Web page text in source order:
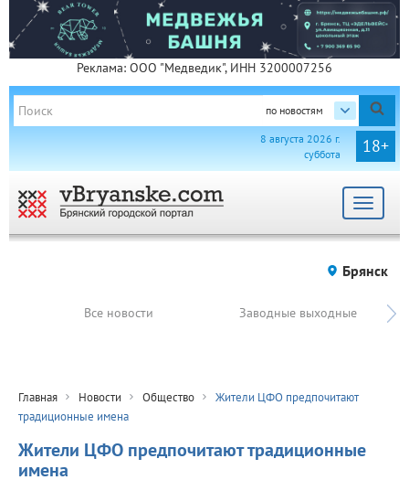
Реклама: ООО "Медведик", ИНН 3200007256
по новостям
18+
8 августа 2026 г.
суббота
Toggle
Брянск
Все новости Заводные выходные
Главная Новости Общество
Жители ЦФО предпочитают
традиционные имена
Жители ЦФО предпочитают традиционные
имена